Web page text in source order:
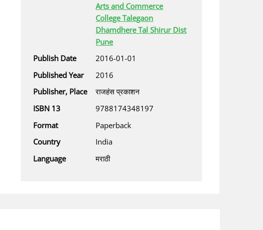
Arts and Commerce
College Talegaon
Dhamdhere Tal Shirur Dist
Pune
Publish Date
2016-01-01
Published Year
2016
Publisher, Place
राजहंस प्रकाशन
ISBN 13
9788174348197
Format
Paperback
Country
India
Language
मराठी